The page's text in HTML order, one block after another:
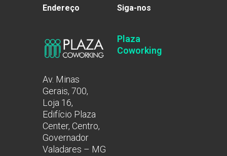
Endereço
Av. Minas
Gerais, 700,
Loja 16,
Edifício Plaza
Center, Centro,
Governador
Valadares – MG
Siga-nos
Plaza
Coworking